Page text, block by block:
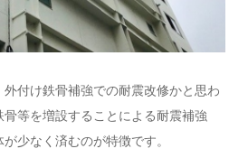
付け鉄骨補強での耐震改修かと思わ
骨等を増設することによる耐震補強
少なく済むのが特徴です。